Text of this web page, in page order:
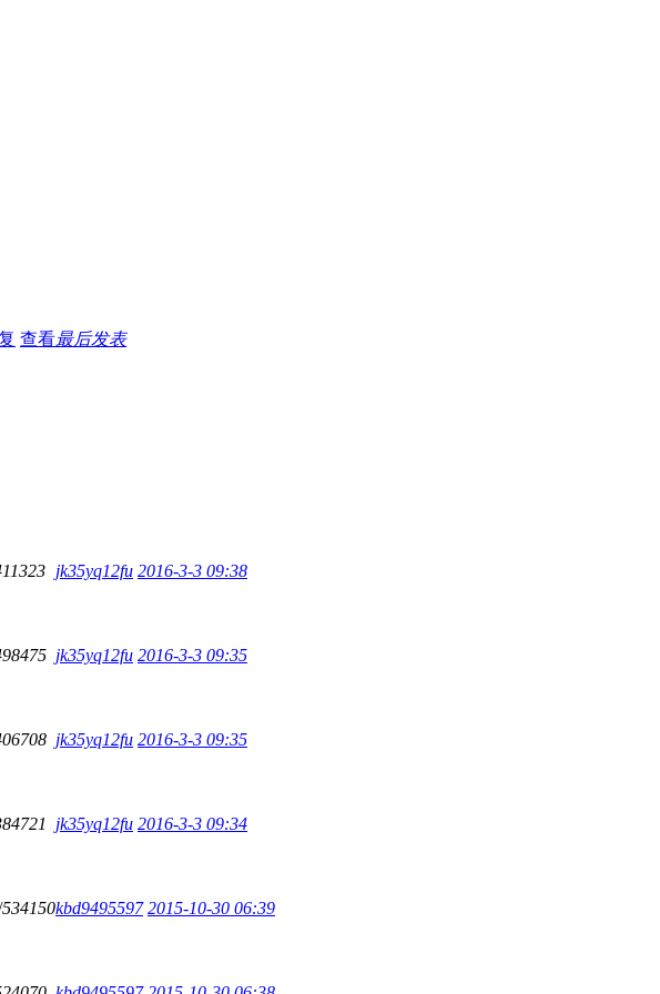
查看最后发表
jk35yq12fu 2016-3-3 09:38
jk35yq12fu 2016-3-3 09:35
jk35yq12fu 2016-3-3 09:35
jk35yq12fu 2016-3-3 09:34
534150kbd9495597 2015-10-30 06:39